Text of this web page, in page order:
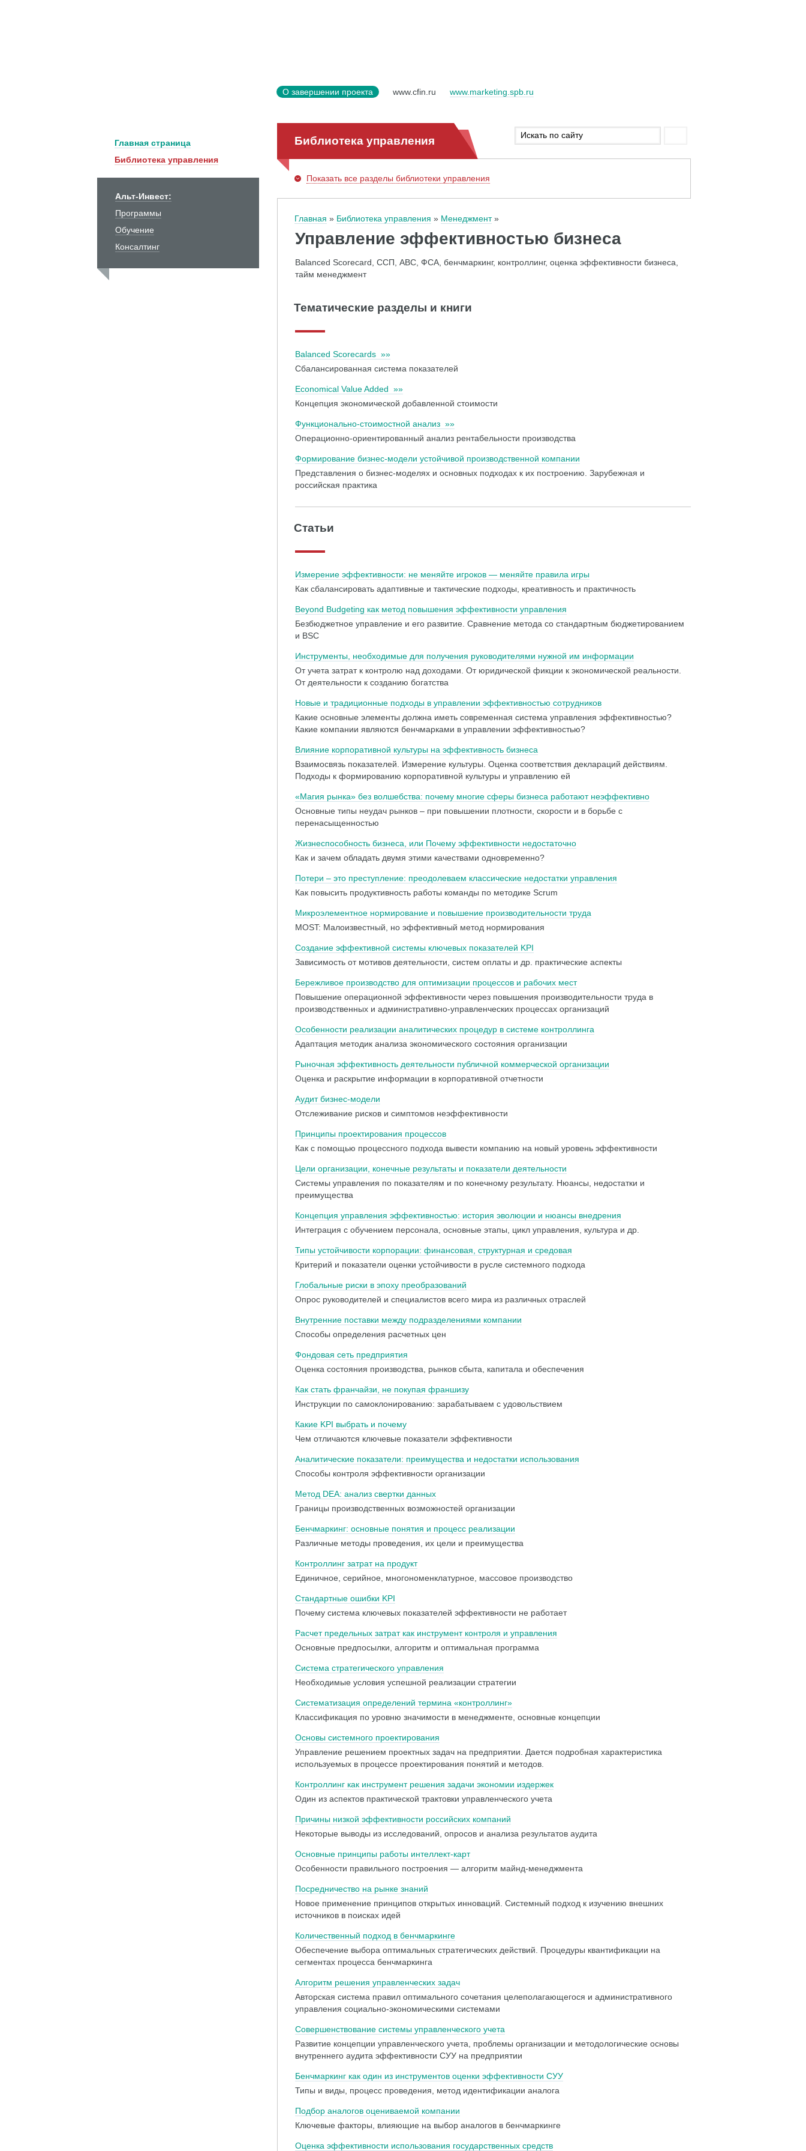
О завершении проекта www.cfin.ru www.marketing.spb.ru
Главная страница
Библиотека управления
Альт-Инвест:
Программы
Обучение
Консалтинг
Библиотека управления
Показать все разделы библиотеки управления
Главная Библиотека управления Менеджмент
Управление эффективностью бизнеса
Balanced Scorecard, ССП, ABC, ФСА, бенчмаркинг, контроллинг, оценка эффективности бизнеса,
тайм менеджмент
Тематические разделы и книги
Balanced Scorecards »»
Сбалансированная система показателей
Economical Value Added »»
Концепция экономической добавленной стоимости
Функционально-стоимостной анализ »»
Операционно-ориентированный анализ рентабельности производства
Формирование бизнес-модели устойчивой производственной компании
Представления о бизнес-моделях и основных подходах к их построению. Зарубежная и
российская практика
Статьи
Измерение эффективности: не меняйте игроков — меняйте правила игры
Как сбалансировать адаптивные и тактические подходы, креативность и практичность
Beyond Budgeting как метод повышения эффективности управления
Безбюджетное управление и его развитие. Сравнение метода со стандартным бюджетированием
и BSC
Инструменты, необходимые для получения руководителями нужной им информации
От учета затрат к контролю над доходами. От юридической фикции к экономической реальности.
От деятельности к созданию богатства
Новые и традиционные подходы в управлении эффективностью сотрудников
Какие основные элементы должна иметь современная система управления эффективностью?
Какие компании являются бенчмарками в управлении эффективностью?
Влияние корпоративной культуры на эффективность бизнеса
Взаимосвязь показателей. Измерение культуры. Оценка соответствия деклараций действиям.
Подходы к формированию корпоративной культуры и управлению ей
«Магия рынка» без волшебства: почему многие сферы бизнеса работают неэффективно
Основные типы неудач рынков – при повышении плотности, скорости и в борьбе с
перенасыщенностью
Жизнеспособность бизнеса, или Почему эффективности недостаточно
Как и зачем обладать двумя этими качествами одновременно?
Потери – это преступление: преодолеваем классические недостатки управления
Как повысить продуктивность работы команды по методике Scrum
Микроэлементное нормирование и повышение производительности труда
MOST: Малоизвестный, но эффективный метод нормирования
Создание эффективной системы ключевых показателей KPI
Зависимость от мотивов деятельности, систем оплаты и др. практические аспекты
Бережливое производство для оптимизации процессов и рабочих мест
Повышение операционной эффективности через повышения производительности труда в
производственных и административно-управленческих процессах организаций
Особенности реализации аналитических процедур в системе контроллинга
Адаптация методик анализа экономического состояния организации
Рыночная эффективность деятельности публичной коммерческой организации
Оценка и раскрытие информации в корпоративной отчетности
Аудит бизнес-модели
Отслеживание рисков и симптомов неэффективности
Принципы проектирования процессов
Как с помощью процессного подхода вывести компанию на новый уровень эффективности
Цели организации, конечные результаты и показатели деятельности
Cистемы управления по показателям и по конечному результату. Нюансы, недостатки и
преимущества
Концепция управления эффективностью: история эволюции и нюансы внедрения
Интеграция с обучением персонала, основные этапы, цикл управления, культура и др.
Типы устойчивости корпорации: финансовая, структурная и средовая
Критерий и показатели оценки устойчивости в русле системного подхода
Глобальные риски в эпоху преобразований
Опрос руководителей и специалистов всего мира из различных отраслей
Внутренние поставки между подразделениями компании
Способы определения расчетных цен
Фондовая сеть предприятия
Оценка состояния производства, рынков сбыта, капитала и обеспечения
Как стать франчайзи, не покупая франшизу
Инструкции по самоклонированию: зарабатываем с удовольствием
Какие KPI выбрать и почему
Чем отличаются ключевые показатели эффективности
Аналитические показатели: преимущества и недостатки использования
Способы контроля эффективности организации
Метод DEA: анализ свертки данных
Границы производственных возможностей организации
Бенчмаркинг: основные понятия и процесс реализации
Различные методы проведения, их цели и преимущества
Контроллинг затрат на продукт
Единичное, серийное, многономенклатурное, массовое производство
Стандартные ошибки KPI
Почему система ключевых показателей эффективности не работает
Расчет предельных затрат как инструмент контроля и управления
Основные предпосылки, алгоритм и оптимальная программа
Система стратегического управления
Необходимые условия успешной реализации стратегии
Cистематизация определений термина «контроллинг»
Классификация по уровню значимости в менеджменте, основные концепции
Основы системного проектирования
Управление решением проектных задач на предприятии. Дается подробная характеристика
используемых в процессе проектирования понятий и методов.
Контроллинг как инструмент решения задачи экономии издержек
Один из аспектов практической трактовки управленческого учета
Причины низкой эффективности российских компаний
Некоторые выводы из исследований, опросов и анализа результатов аудита
Основные принципы работы интеллект-карт
Особенности правильного построения — алгоритм майнд-менеджмента
Посредничество на рынке знаний
Новое применение принципов открытых инноваций. Системный подход к изучению внешних
источников в поисках идей
Количественный подход в бенчмаркинге
Обеспечение выбора оптимальных стратегических действий. Процедуры квантификации на
сегментах процесса бенчмаркинга
Алгоритм решения управленческих задач
Авторская система правил оптимального сочетания целеполагающегося и административного
управления социально-экономическими системами
Совершенствование системы управленческого учета
Развитие концепции управленческого учета, проблемы организации и методологические основы
внутреннего аудита эффективности СУУ на предприятии
Бенчмаркинг как один из инструментов оценки эффективности СУУ
Типы и виды, процесс проведения, метод идентификации аналога
Подбор аналогов оцениваемой компании
Ключевые факторы, влияющие на выбор аналогов в бенчмаркинге
Оценка эффективности использования государственных средств